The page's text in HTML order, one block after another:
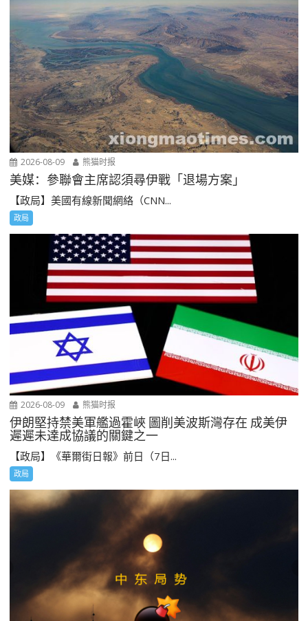
2026-08-09 熊猫时报
美媒：參聯會主席認須尋伊戰「退場方案」
【政局】美國有線新聞網絡（CNN...
政局
2026-08-09 熊猫时报
伊朗堅持禁美軍艦過霍峽 圖削美波斯灣存在 成美伊
遲遲未達成協議的關鍵之一
【政局】《華爾街日報》前日（7日...
政局